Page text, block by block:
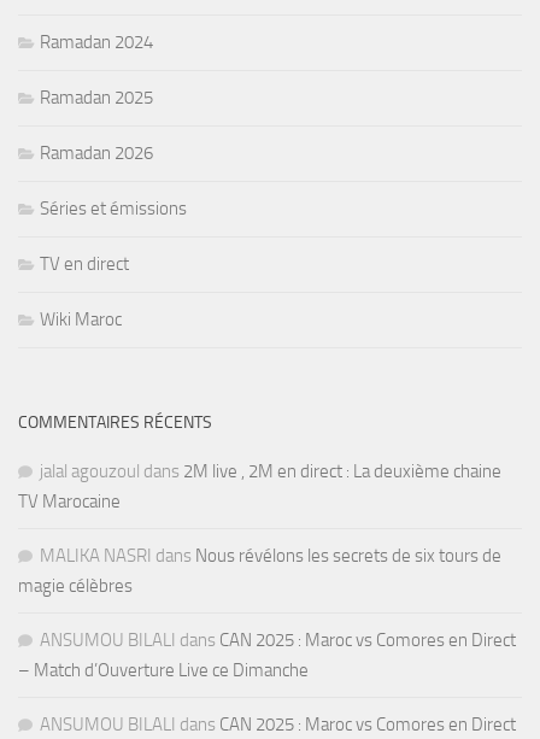
Ramadan 2024
Ramadan 2025
Ramadan 2026
Séries et émissions
TV en direct
Wiki Maroc
COMMENTAIRES RÉCENTS
jalal agouzoul dans 2M live , 2M en direct : La deuxième chaine
TV Marocaine
MALIKA NASRI dans Nous révélons les secrets de six tours de
magie célèbres
ANSUMOU BILALI dans CAN 2025 : Maroc vs Comores en Direct
– Match d’Ouverture Live ce Dimanche
ANSUMOU BILALI dans CAN 2025 : Maroc vs Comores en Direct